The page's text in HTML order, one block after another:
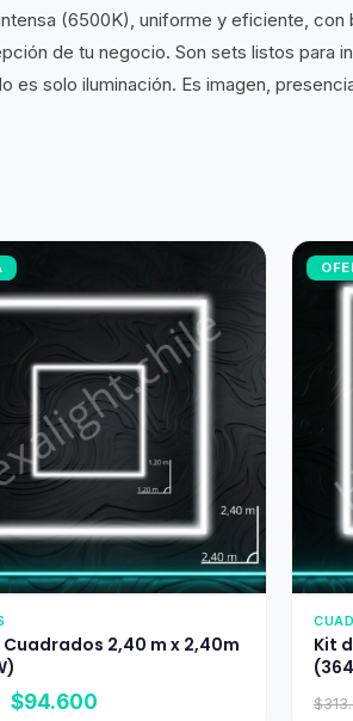
(6500K), uniforme y eficiente,
de tu negocio. Son sets listos para
solo iluminación. Es imagen,
Cuadrados 2,40 m x 2,40m
El
$94.600
Kit
$